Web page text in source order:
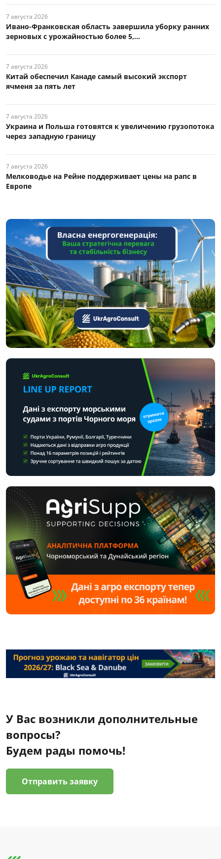
7 августа 2026
Ивано-Франковская область завершила уборку ранних
зерновых с урожайностью более 5,...
7 августа 2026
Китай обеспечил Канаде самый высокий экспорт
ячменя за пять лет
7 августа 2026
Украина и Польша готовятся к увеличению грузопотока
через западную границу
7 августа 2026
Мелководье на Рейне поддерживает цены на рапс в
Европе
У Вас возникли дополнительные
вопросы?
Будем рады помочь!
Отправить заявку